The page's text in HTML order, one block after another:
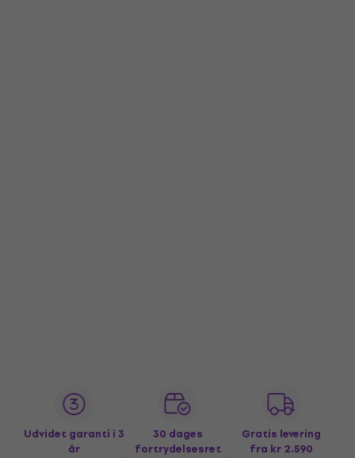
Udvidet garanti i 3
år
30 dages
fortrydelsesret
Gratis levering
fra kr 2.590